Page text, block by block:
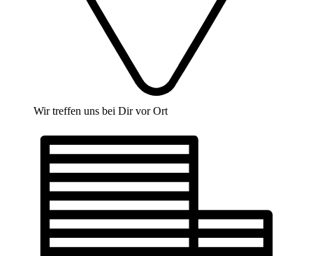
Wir treffen uns bei Dir vor Ort